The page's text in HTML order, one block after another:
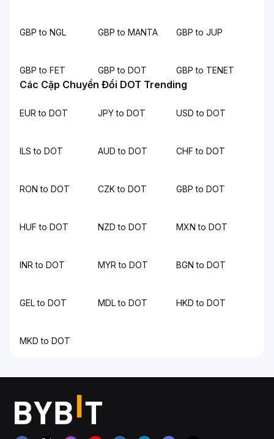
GBP to NGL GBP to MANTA GBP to JUP
GBP to FET GBP to DOT GBP to TENET
Các Cặp Chuyển Đổi DOT Trending
EUR to DOT JPY to DOT USD to DOT
ILS to DOT AUD to DOT CHF to DOT
RON to DOT CZK to DOT GBP to DOT
HUF to DOT NZD to DOT MXN to DOT
INR to DOT MYR to DOT BGN to DOT
GEL to DOT MDL to DOT HKD to DOT
MKD to DOT